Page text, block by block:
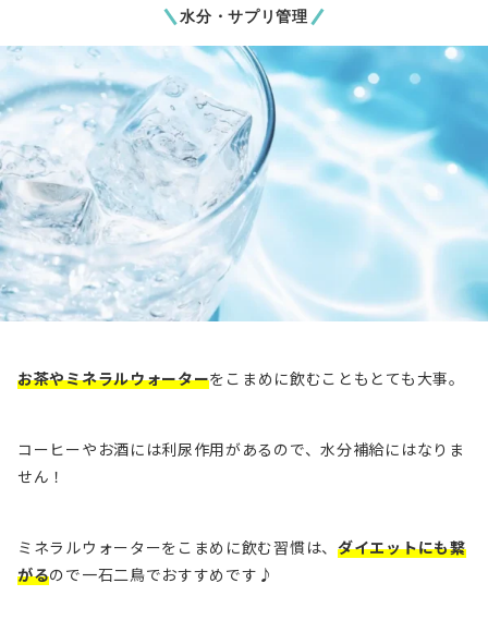
水分・サプリ管理
お茶やミネラルウォーターをこまめに飲むこともとても大事。
コーヒーやお酒には利尿作用があるので、水分補給にはなりま
せん！
ミネラルウォーターをこまめに飲む習慣は、 ダイエットにも繋
がるので一石二鳥でおすすめです♪